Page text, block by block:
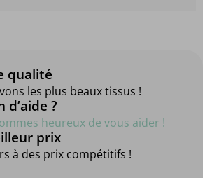
qualité
les plus beaux tissus !
d’aide ?
heureux de vous aider !
prix
à des prix compétitifs !